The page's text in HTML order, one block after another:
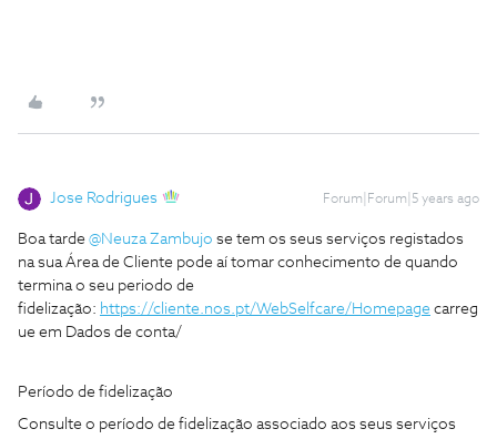
Jose Rodrigues Forum|Forum|5 years ago
Boa tarde @Neuza Zambujo se tem os seus serviços registados
na sua Área de Cliente pode aí tomar conhecimento de quando
termina o seu periodo de
fidelização: https://cliente.nos.pt/WebSelfcare/Homepage carreg
ue em Dados de conta/
Período de fidelização
Consulte o período de fidelização associado aos seus serviços